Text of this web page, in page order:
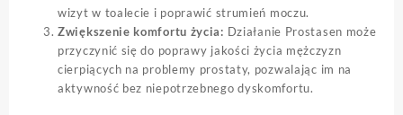
wizyt w toalecie i poprawić strumień moczu.
Zwiększenie komfortu życia: Działanie Prostasen może
przyczynić się do poprawy jakości życia mężczyzn
cierpiących na problemy prostaty, pozwalając im na
aktywność bez niepotrzebnego dyskomfortu.